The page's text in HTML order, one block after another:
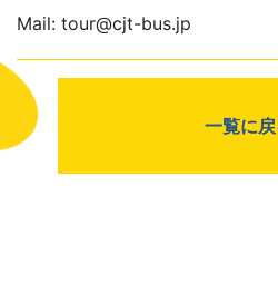
Mail: tour@cjt-bus.jp
一覧に